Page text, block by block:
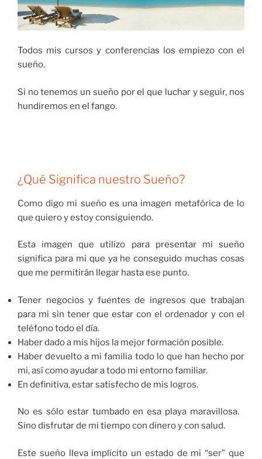
Todos mis cursos y conferencias los empiezo con el
sueño.
Si no tenemos un sueño por el que luchar y seguir, nos
hundiremos en el fango.
¿Qué Significa nuestro Sueño?
Como digo mi sueño es una imagen metafórica de lo
que quiero y estoy consiguiendo.
Esta imagen que utilizo para presentar mi sueño
significa para mi que ya he conseguido muchas cosas
que me permitirán llegar hasta ese punto.
Tener negocios y fuentes de ingresos que trabajan
para mi sin tener que estar con el ordenador y con el
teléfono todo el día.
Haber dado a mis hijos la mejor formación posible.
Haber devuelto a mi familia todo lo que han hecho por
mi, así como ayudar a todo mi entorno familiar.
En definitiva, estar satisfecho de mis logros.
No es sólo estar tumbado en esa playa maravillosa.
Sino disfrutar de mi tiempo con dinero y con salud.
Este sueño lleva implícito un estado de mi “ser” que